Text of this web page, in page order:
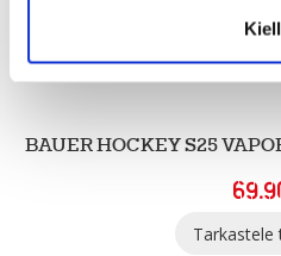
BAUER HOCKEY S25